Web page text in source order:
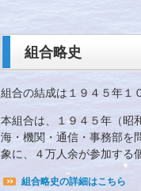
組合略史
組合の結成は１９４５年１
本組合は、１９４５年（昭
海・機関・通信・事務部を
象に、４万人余が参加する
組合略史の詳細はこちら